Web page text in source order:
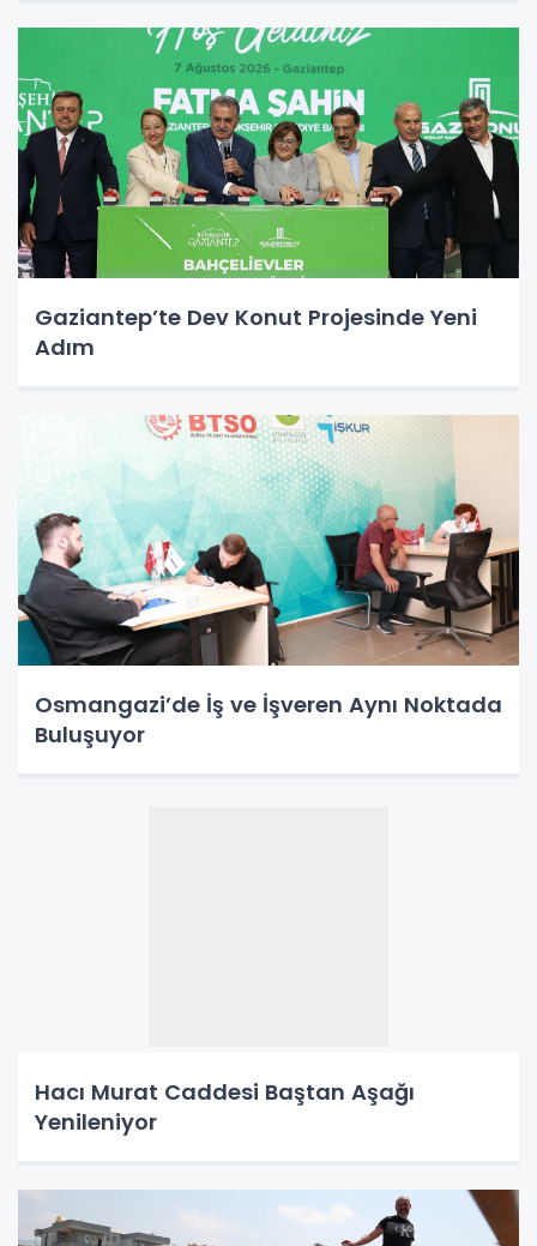
Gaziantep’te Dev Konut Projesinde Yeni
Adım
Osmangazi’de İş ve İşveren Aynı Noktada
Buluşuyor
Hacı Murat Caddesi Baştan Aşağı
Yenileniyor